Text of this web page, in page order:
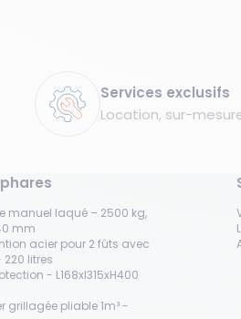
Services exclusifs
Location, sur-
manuel laqué – 2500 kg,
mm
acier pour 2 fûts avec
litres
- L168xl315xH400
grillagée pliable 1m³ -